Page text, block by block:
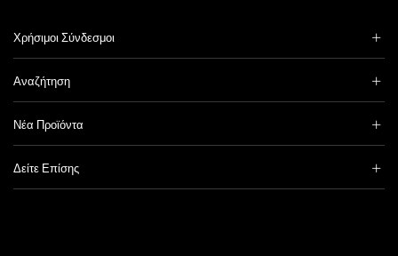
Χρήσιμοι Σύνδεσμοι
Αναζήτηση
Νέα Προϊόντα
Δείτε Επίσης